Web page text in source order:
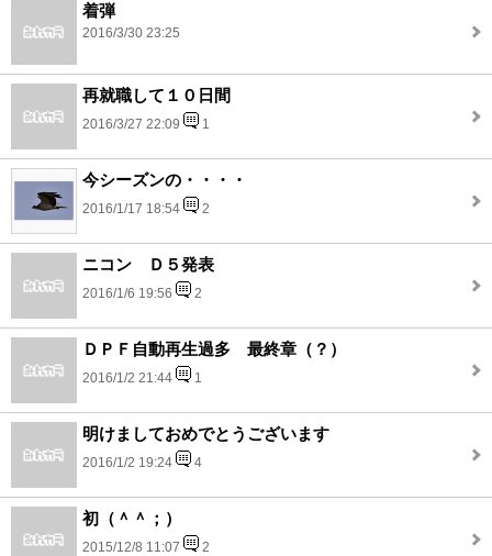
着弾
2016/3/30 23:25
再就職して１０日間
2016/3/27 22:09 1
今シーズンの・・・・
2016/1/17 18:54 2
ニコン Ｄ５発表
2016/1/6 19:56 2
ＤＰＦ自動再生過多 最終章（？）
2016/1/2 21:44 1
明けましておめでとうございます
2016/1/2 19:24 4
初（＾＾；）
2015/12/8 11:07 2